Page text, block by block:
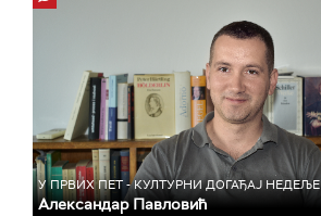
У ПРВИХ ПЕТ - КУЛТУРНИ ДОГАЂАЈ НЕДЕЉЕ
Александар Павловић